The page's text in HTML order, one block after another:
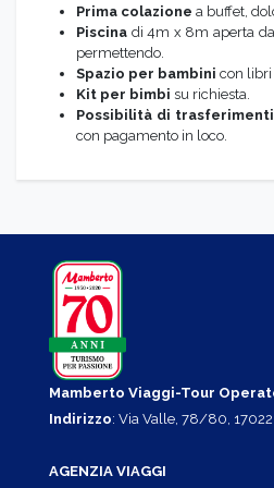
Prima colazione a buffet,
Piscina di 4m x 8m aperta
permettendo.
Spazio per bambini con libri
Kit per bimbi su richiesta.
Possibilità di trasferimenti
con pagamento in loco.
Mamberto Viaggi-Tour
Indirizzo: Via Valle, 78/80,
AGENZIA VIAGGI